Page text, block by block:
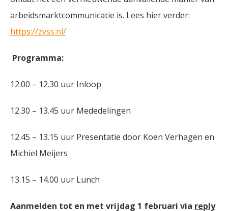
arbeidsmarktcommunicatie is. Lees hier verder:
https://zvss.nl/
Programma:
12.00 – 12.30 uur Inloop
12.30 – 13.45 uur Mededelingen
12.45 – 13.15 uur Presentatie door Koen Verhagen en
Michiel Meijers
13.15 – 14.00 uur Lunch
Aanmelden tot en met vrijdag 1 februari via reply